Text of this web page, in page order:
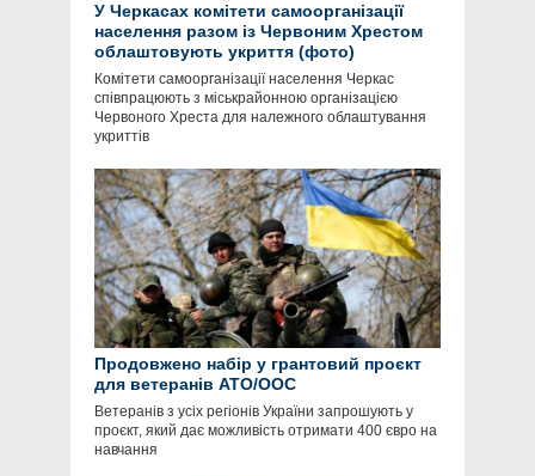
У Черкасах комітети самоорганізації
населення разом із Червоним Хрестом
облаштовують укриття (фото)
Комітети самоорганізації населення Черкас
співпрацюють з міськрайонною організацією
Червоного Хреста для належного облаштування
укриттів
Продовжено набір у грантовий проєкт
для ветеранів АТО/ООС
Ветеранів з усіх регіонів України запрошують у
проєкт, який дає можливість отримати 400 євро на
навчання